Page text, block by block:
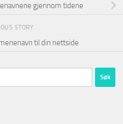
gjennom tidene
STORY
til din nettside